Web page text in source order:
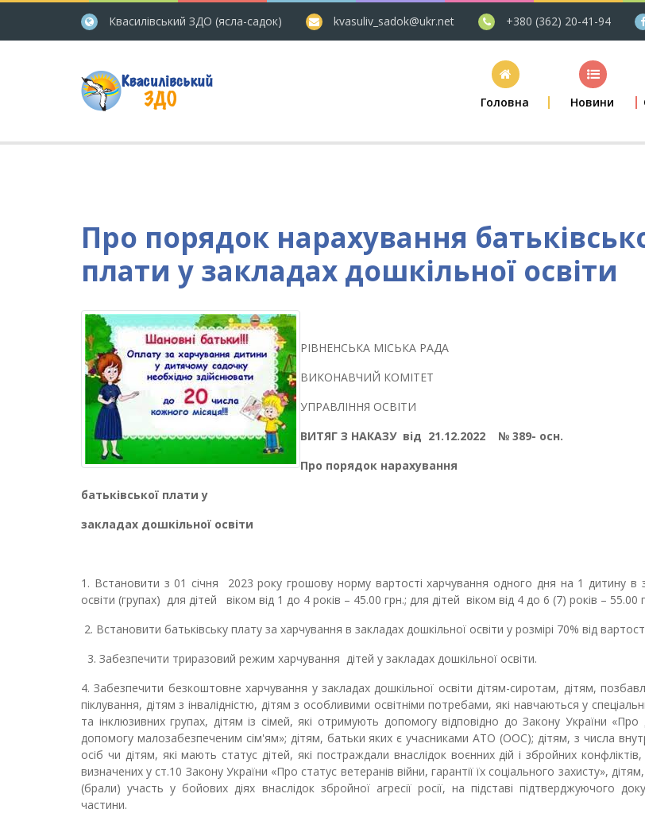
Квасилівський ЗДО (ясла-садок) kvasuliv_sadok@ukr.net +380 (362) 20-41-94
Головна Новини
Про порядок нарахування
плати у закладах дошкільної освіти
РІВНЕНСЬКА МІСЬКА РАДА
ВИКОНАВЧИЙ КОМІТЕТ
УПРАВЛІННЯ ОСВІТИ
ВИТЯГ З НАКАЗУ від 21.12.2022
№ 389- осн.
Про порядок нарахування
батьківської плати у
закладах дошкільної освіти
1. Встановити з 01 січня 2023 року грошову норму вартості харчування одного дня на 1 дитину в
освіти (групах) для дітей віком від 1 до 4 років – 45.00 грн.; для дітей віком від 4 до 6 (7) років – 55.00
2. Встановити батьківську плату за харчування в закладах дошкільної освіти у розмірі 70% від
3. Забезпечити триразовий режим харчування дітей у закладах дошкільної освіти.
4. Забезпечити безкоштовне харчування у закладах дошкільної освіти дітям-сиротам, дітям,
піклування, дітям з інвалідністю, дітям з особливими освітніми потребами, які навчаються у
та інклюзивних групах, дітям із сімей, які отримують допомогу відповідно до Закону України «Про
допомогу малозабезпеченим сім'ям»; дітям, батьки яких є учасниками АТО (ООС); дітям, з числа
осіб чи дітям, які мають статус дітей, які постраждали внаслідок воєнних дій і збройних конфліктів,
визначених у ст.10 Закону України «Про статус ветеранів війни, гарантії їх соціального захисту»,
(брали) участь у бойових діях внаслідок збройної агресії росії, на підставі підтверджуючого
частини.